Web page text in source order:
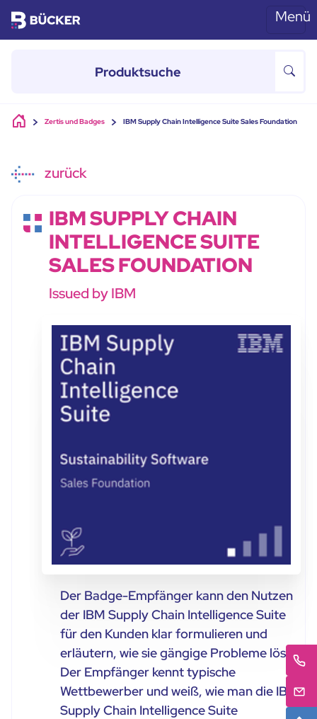
Skip to main content Menü
Zertis und Badges IBM Supply Chain Intelligence Suite Sales Foundation
zurück
IBM SUPPLY CHAIN
INTELLIGENCE SUITE
SALES FOUNDATION
Issued by IBM
Der Badge-Empfänger kann den Nutzen
der IBM Supply Chain Intelligence Suite
für den Kunden klar formulieren und
erläutern, wie sie gängige Probleme löst.
Der Empfänger kennt typische
Wettbewerber und weiß, wie man die IBM
Supply Chain Intelligence Suite